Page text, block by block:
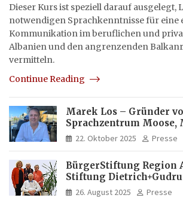
Dieser Kurs ist speziell darauf ausgelegt,
notwendigen Sprachkenntnisse für eine
Kommunikation im beruflichen und
Albanien und den angrenzenden
vermitteln.
Continue Reading
Marek Los – Gründer
Sprachzentrum Moose,
Italia und Apartamento
Internationaler Experte
22. Oktober 2025 Presse
BürgerStiftung Region
Stiftung
Deutschkenntnisse von
26. August 2025 Presse